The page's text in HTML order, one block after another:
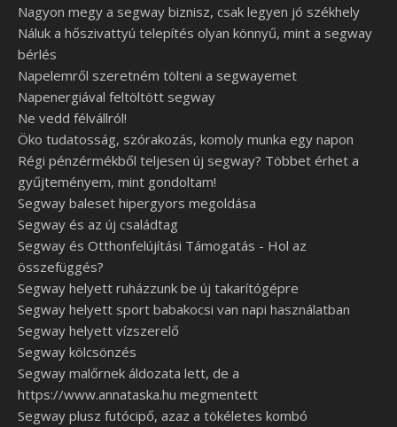
Nagyon megy a segway biznisz, csak legyen jó székhely
Náluk a hőszivattyú telepítés olyan könnyű, mint a segway
bérlés
Napelemről szeretném tölteni a segwayemet
Napenergiával feltöltött segway
Ne vedd félvállról!
Öko tudatosság, szórakozás, komoly munka egy napon
Régi pénzérmékből teljesen új segway? Többet érhet a
gyűjteményem, mint gondoltam!
Segway baleset hipergyors megoldása
Segway és az új családtag
Segway és Otthonfelújítási Támogatás - Hol az
összefüggés?
Segway helyett ruházzunk be új takarítógépre
Segway helyett sport babakocsi van napi használatban
Segway helyett vízszerelő
Segway kölcsönzés
Segway malőrnek áldozata lett, de a
https://www.annataska.hu megmentett
Segway plusz futócipő, azaz a tökéletes kombó